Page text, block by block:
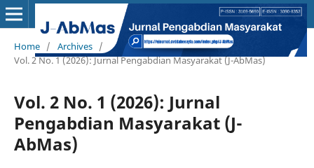
Home / Archives /
Vol. 2 No. 1 (2026): Jurnal Pengabdian Masyarakat (J-AbMas)
Vol. 2 No. 1 (2026): Jurnal
Pengabdian Masyarakat (J-
AbMas)